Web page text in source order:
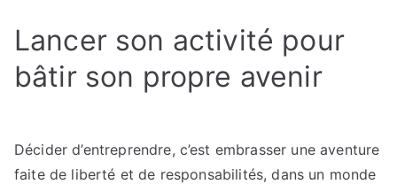
doutes
à
Lancer son activité pour
bâtir son propre avenir
Décider d’entreprendre, c’est embrasser une aventure
faite de liberté et de responsabilités, dans un monde